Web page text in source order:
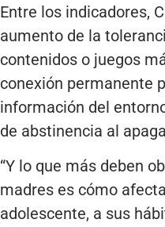
Entre los indicadores,
aumento de la
contenidos o juegos
conexión permanente
información del
de abstinencia al
“Y lo que más deben
madres es cómo
adolescente, a sus